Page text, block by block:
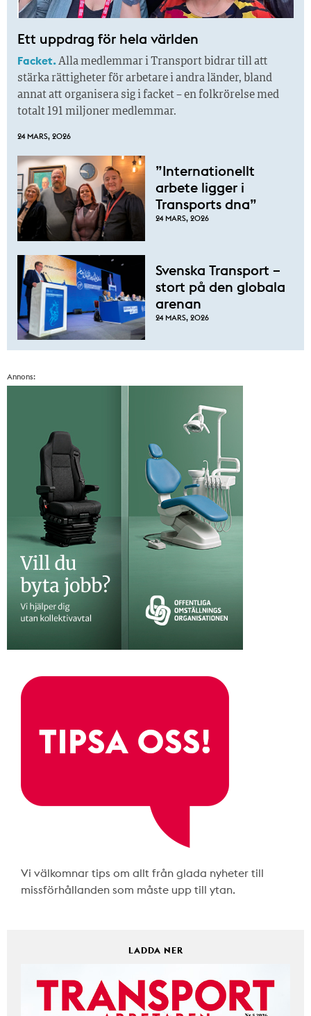
Ett uppdrag för hela världen
Facket.Alla medlemmar i Transport bidrar till att
stärka rättigheter för arbetare i andra länder, bland
annat att organisera sig i facket – en folkrörelse med
totalt 191 miljoner medlemmar.
24 MARS, 2026
”Internationellt
arbete ligger i
Transports dna”
24 MARS, 2026
Svenska Transport –
stort på den globala
arenan
24 MARS, 2026
Annons:
Vi välkomnar tips om allt från glada nyheter till
missförhållanden som måste upp till ytan.
LADDA NER